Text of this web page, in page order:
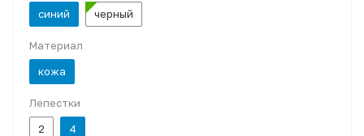
синий
черный
Материал
кожа
Лепестки
2
4